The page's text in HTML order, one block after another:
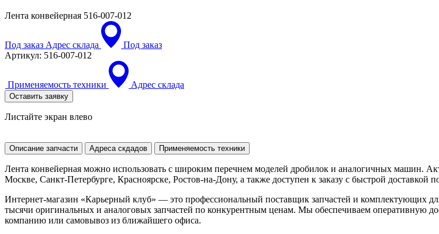
Лента конвейерная 516-007-012
Под заказ Адрес склада
Под заказ
Артикул: 516-007-012
Применяемость техники Адрес склада
Оставить заявку
Листайте экран влево
Описание запчасти Адреса скдадов Применяемость техники
Лента конвейерная можно использовать с широким перечнем моделей дробилок и аналогичных машин.
Москве, Санкт-Петербурге, Красноярске, Ростов-на-Дону, а также доступен к заказу с быстрой доставкой
Интернет-магазин «Карьерный клуб» — это профессиональный поставщик запчастей и комплектующих
тысячи оригинальных и аналоговых запчастей по конкурентным ценам. Мы обеспечиваем оперативную
компанию или самовывоз из ближайшего офиса.